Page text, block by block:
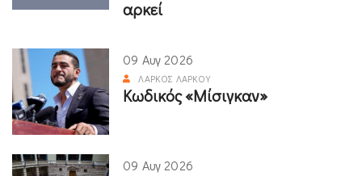
αρκεί
09 Αυγ 2026
ΛΆΡΚΟΣ ΛΆΡΚΟΥ
Κωδικός «Μίσιγκαν»
09 Αυγ 2026